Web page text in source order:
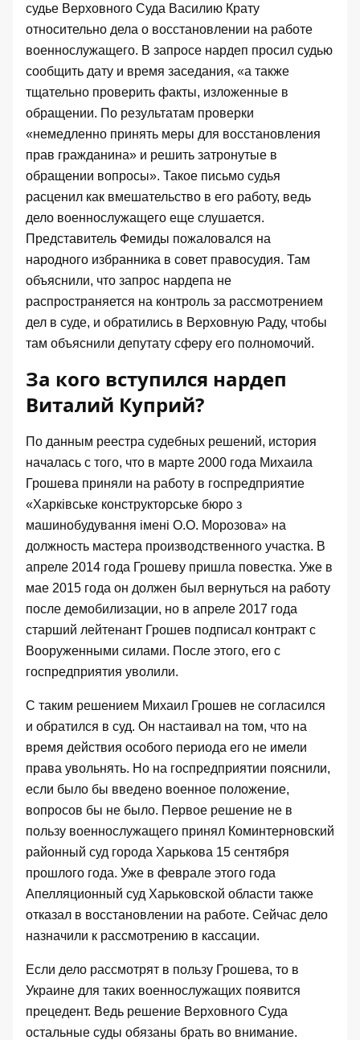
судье Верховного Суда Василию Крату
относительно дела о восстановлении на работе
военнослужащего. В запросе нардеп просил судью
сообщить дату и время заседания, «а также
тщательно проверить факты, изложенные в
обращении. По результатам проверки
«немедленно принять меры для восстановления
прав гражданина» и решить затронутые в
обращении вопросы». Такое письмо судья
расценил как вмешательство в его работу, ведь
дело военнослужащего еще слушается.
Представитель Фемиды пожаловался на
народного избранника в совет правосудия. Там
объяснили, что запрос нардепа не
распространяется на контроль за рассмотрением
дел в суде, и обратились в Верховную Раду, чтобы
там объяснили депутату сферу его полномочий.
За кого вступился нардеп
Виталий Куприй?
По данным реестра судебных решений, история
началась с того, что в марте 2000 года Михаила
Грошева приняли на работу в госпредприятие
«Харківське конструкторське бюро з
машинобудування імені О.О. Морозова» на
должность мастера производственного участка. В
апреле 2014 года Грошеву пришла повестка. Уже в
мае 2015 года он должен был вернуться на работу
после демобилизации, но в апреле 2017 года
старший лейтенант Грошев подписал контракт с
Вооруженными силами. После этого, его с
госпредприятия уволили.
С таким решением Михаил Грошев не согласился
и обратился в суд. Он настаивал на том, что на
время действия особого периода его не имели
права увольнять. Но на госпредприятии пояснили,
если было бы введено военное положение,
вопросов бы не было. Первое решение не в
пользу военнослужащего принял Коминтерновский
районный суд города Харькова 15 сентября
прошлого года. Уже в феврале этого года
Апелляционный суд Харьковской области также
отказал в восстановлении на работе. Сейчас дело
назначили к рассмотрению в кассации.
Если дело рассмотрят в пользу Грошева, то в
Украине для таких военнослужащих появится
прецедент. Ведь решение Верховного Суда
остальные суды обязаны брать во внимание.